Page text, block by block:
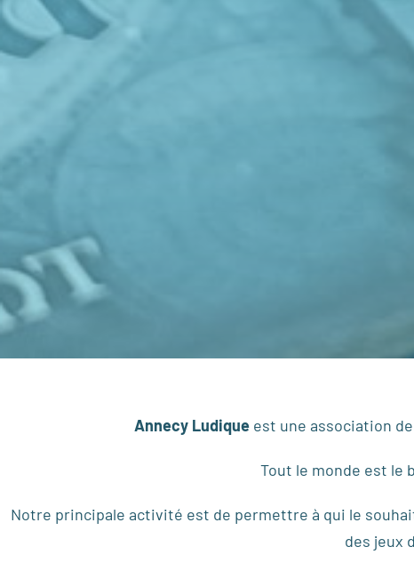
Annecy Ludique est une association
Tout le monde est le
Notre principale activité est de permettre à qui le
des jeux